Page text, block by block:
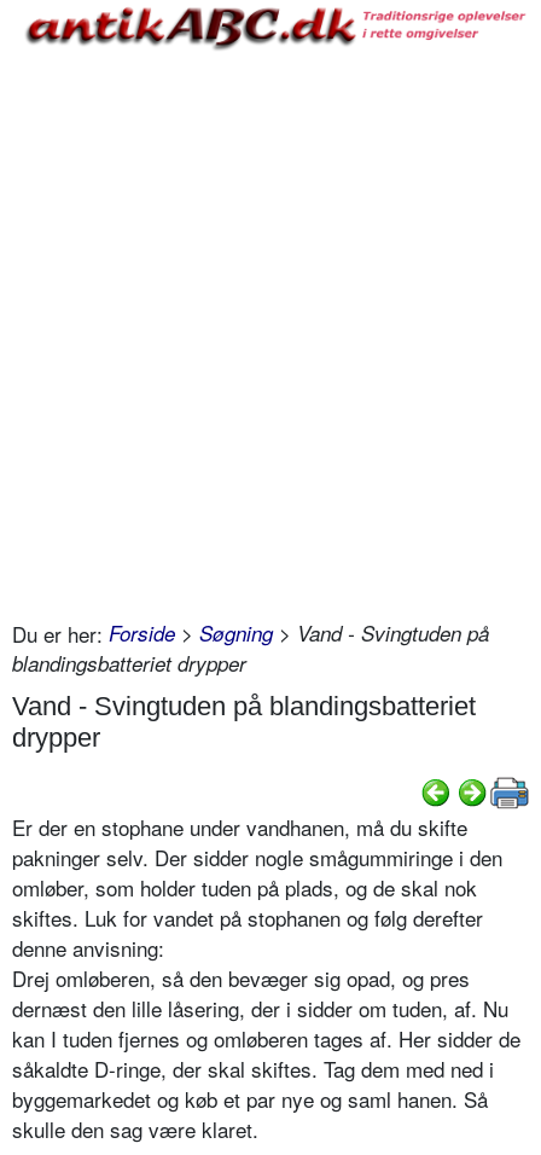
Du er her: Forside > Søgning> Vand - Svingtuden på
blandingsbatteriet drypper
Vand - Svingtuden på blandingsbatteriet
drypper
Er der en stophane under vandhanen, må du skifte
pakninger selv. Der sidder nogle smågummiringe i den
omløber, som holder tuden på plads, og de skal nok
skiftes. Luk for vandet på stophanen og følg derefter
denne anvisning:
Drej omløberen, så den bevæger sig opad, og pres
dernæst den lille låsering, der i sidder om tuden, af. Nu
kan I tuden fjernes og omløberen tages af. Her sidder de
såkaldte D-ringe, der skal skiftes. Tag dem med ned i
byggemarkedet og køb et par nye og saml hanen. Så
skulle den sag være klaret.